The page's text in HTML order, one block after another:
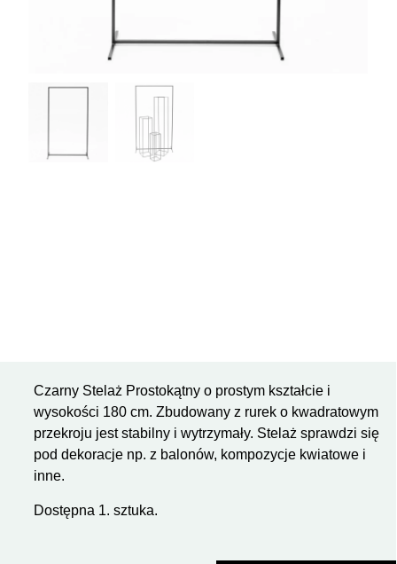
Czarny Stelaż Prostokątny o prostym kształcie i
wysokości 180 cm. Zbudowany z rurek o kwadratowym
przekroju jest stabilny i wytrzymały. Stelaż sprawdzi się
pod dekoracje np. z balonów, kompozycje kwiatowe i
inne.
Dostępna 1. sztuka.